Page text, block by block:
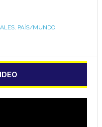
, PAÍS/MUNDO,